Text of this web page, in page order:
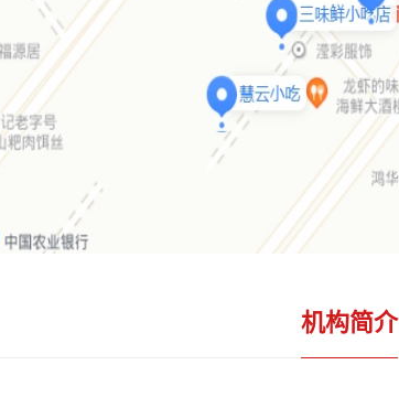
机构简介